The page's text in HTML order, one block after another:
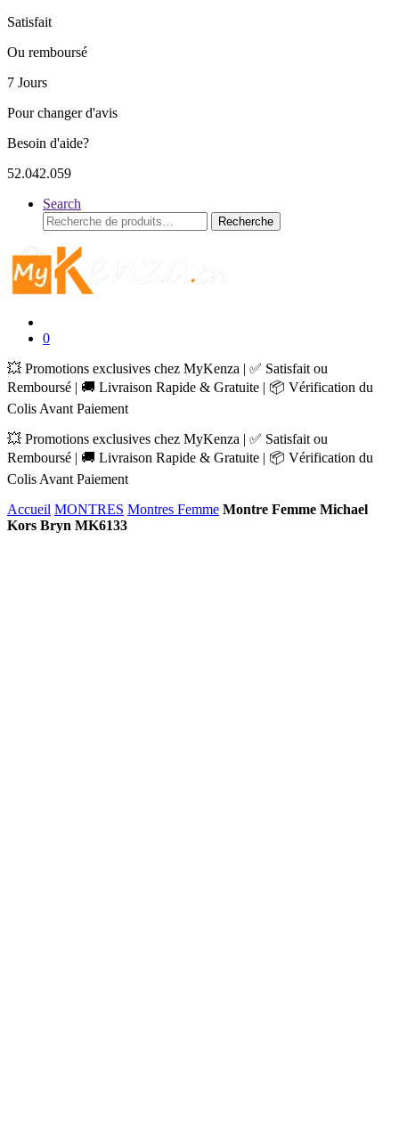
Satisfait
Ou remboursé
7 Jours
Pour changer d'avis
Besoin d'aide?
52.042.059
Search
Recherche
pour :
Recherche
0
💥 Promotions exclusives chez MyKenza | ✅ Satisfait ou
Remboursé | 🚚 Livraison Rapide & Gratuite | 📦 Vérification du
Colis Avant Paiement
💥 Promotions exclusives chez MyKenza | ✅ Satisfait ou
Remboursé | 🚚 Livraison Rapide & Gratuite | 📦 Vérification du
Colis Avant Paiement
Accueil MONTRES Montres Femme Montre Femme Michael
Kors Bryn MK6133